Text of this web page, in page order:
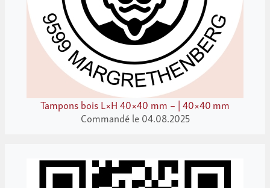
Tampons bois L×H 40×40 mm – | 40×40 mm
Commandé le 04.08.2025